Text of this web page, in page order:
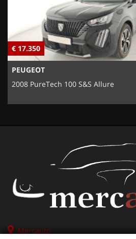
€ 17.350
PEUGEOT
2008 PureTech 100 S&S Allure
Mercauto